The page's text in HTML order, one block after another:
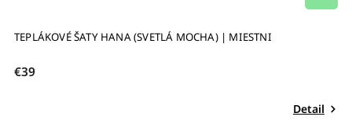
TEPLÁKOVÉ ŠATY HANA (SVETLÁ MOCHA) | MIESTNI
€39
Detail